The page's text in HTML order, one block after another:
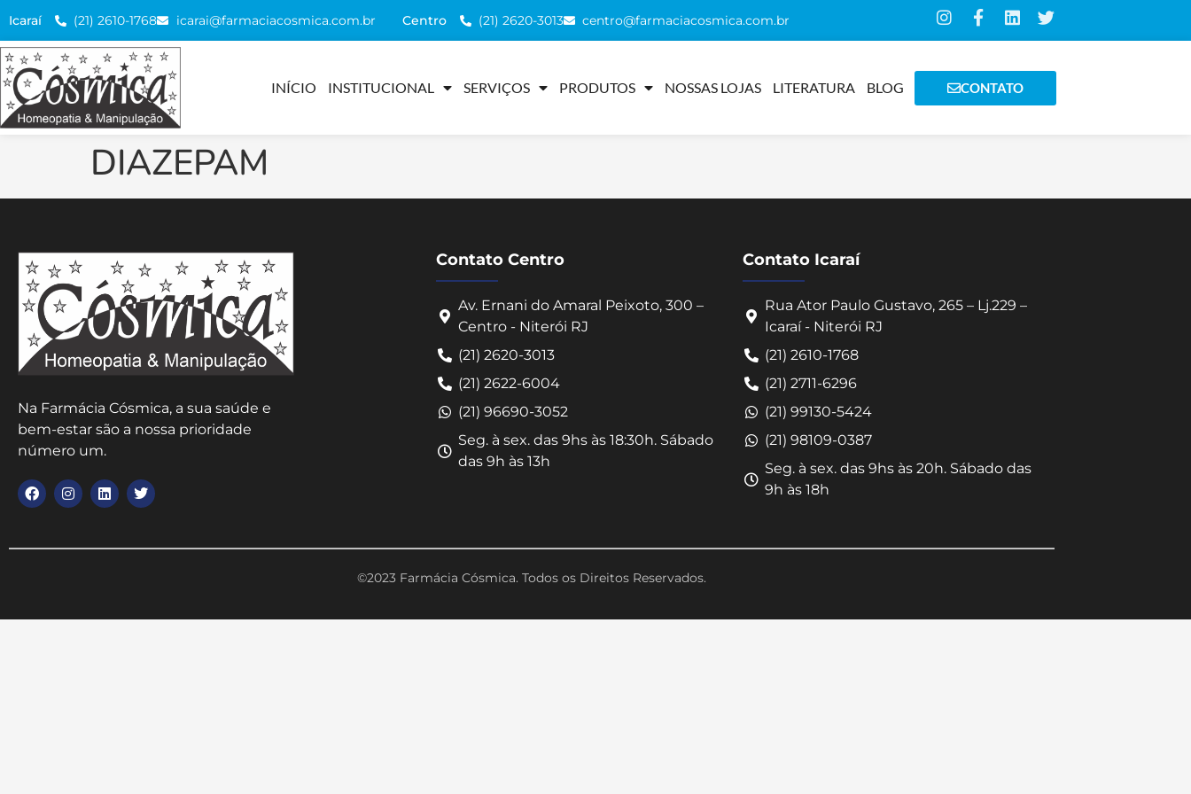
Icaraí (21) 2610-1768 icarai@farmaciacosmica.com.br Centro (21) 2620-3013 centro@farmaciacosmica.com.br
INÍCIO INSTITUCIONAL SERVIÇOS PRODUTOS NOSSAS LOJAS LITERATURA BLOG CONTATO
DIAZEPAM
Na Farmácia Cósmica, a sua saúde e
bem-estar são a nossa prioridade
número um.
Contato Centro
Av. Ernani do Amaral Peixoto, 300 –
Centro - Niterói RJ
(21) 2620-3013
(21) 2622-6004
(21) 96690-3052
Seg. à sex. das 9hs às 18:30h. Sábado
das 9h às 13h
Contato Icaraí
Rua Ator Paulo Gustavo, 265 – Lj.229 –
Icaraí - Niterói RJ
(21) 2610-1768
(21) 2711-6296
(21) 99130-5424
(21) 98109-0387
Seg. à sex. das 9hs às 20h. Sábado das
9h às 18h
©2023 Farmácia Cósmica. Todos os Direitos Reservados.